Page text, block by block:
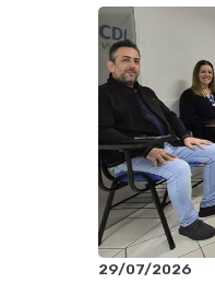
29/07/2026